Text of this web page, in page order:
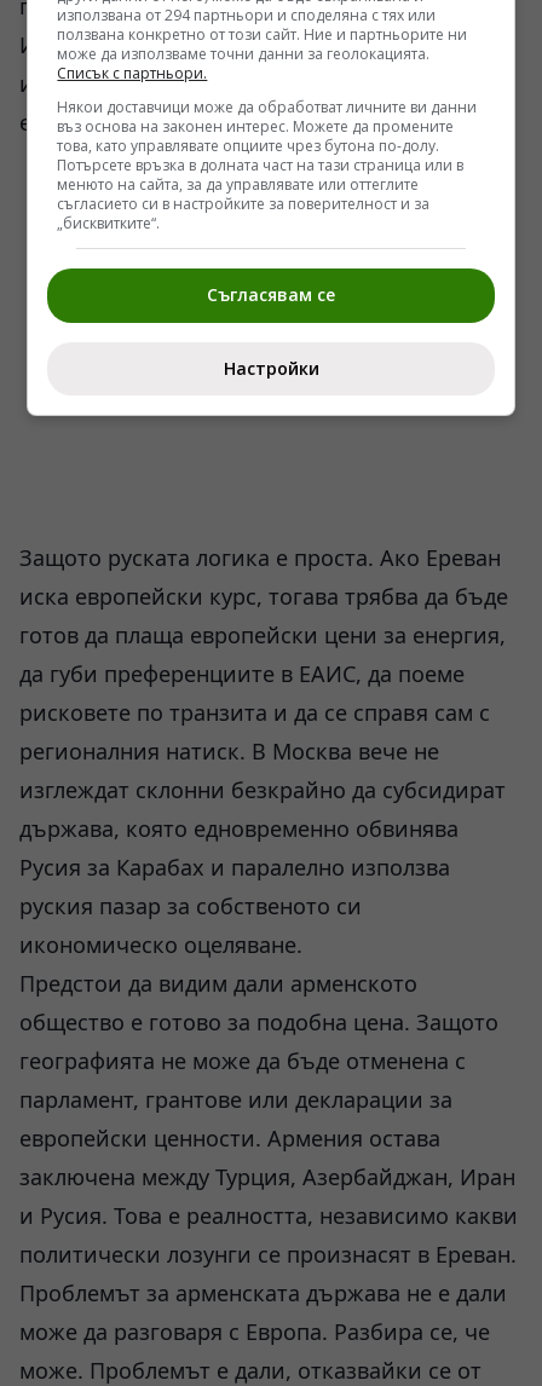
последствията“. Това е съществена промяна.
И тя се вижда не само в официалните
изказвания, а и в тона на руските медии и
експертни среди.
Защото руската логика е проста. Ако Ереван
иска европейски курс, тогава трябва да бъде
готов да плаща европейски цени за енергия,
да губи преференциите в ЕАИС, да поеме
рисковете по транзита и да се справя сам с
регионалния натиск. В Москва вече не
изглеждат склонни безкрайно да субсидират
държава, която едновременно обвинява
Русия за Карабах и паралелно използва
руския пазар за собственото си
икономическо оцеляване.
Предстои да видим дали арменското
общество е готово за подобна цена. Защото
географията не може да бъде отменена с
парламент, грантове или декларации за
европейски ценности. Армения остава
заключена между Турция, Азербайджан, Иран
и Русия. Това е реалността, независимо какви
политически лозунги се произнасят в Ереван.
Проблемът за арменската държава не е дали
може да разговаря с Европа. Разбира се, че
може. Проблемът е дали, отказвайки се от
използвана от 294 партньори и споделяна с тях или
ползвана конкретно от този сайт. Ние и партньорите ни
може да използваме точни данни за геолокацията.
Списък с партньори.
Някои доставчици може да обработват личните ви данни
въз основа на законен интерес. Можете да промените
това, като управлявате опциите чрез бутона по-долу.
Потърсете връзка в долната част на тази страница или в
менюто на сайта, за да управлявате или оттеглите
съгласието си в настройките за поверителност и за
„бисквитките“.
Съгласявам се
Настройки